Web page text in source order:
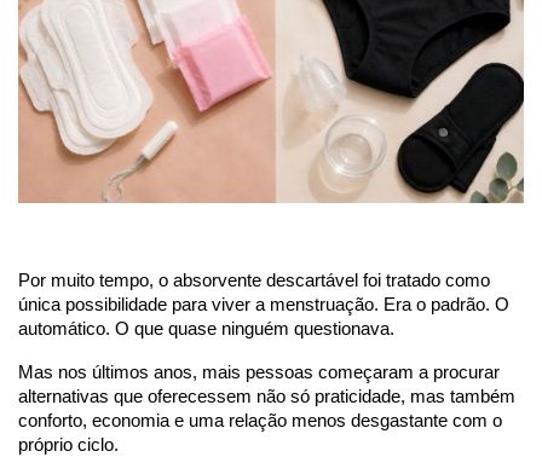
Por muito tempo, o absorvente descartável foi tratado como
única possibilidade para viver a menstruação. Era o padrão. O
automático. O que quase ninguém questionava.
Mas nos últimos anos, mais pessoas começaram a procurar
alternativas que oferecessem não só praticidade, mas também
conforto, economia e uma relação menos desgastante com o
próprio ciclo.